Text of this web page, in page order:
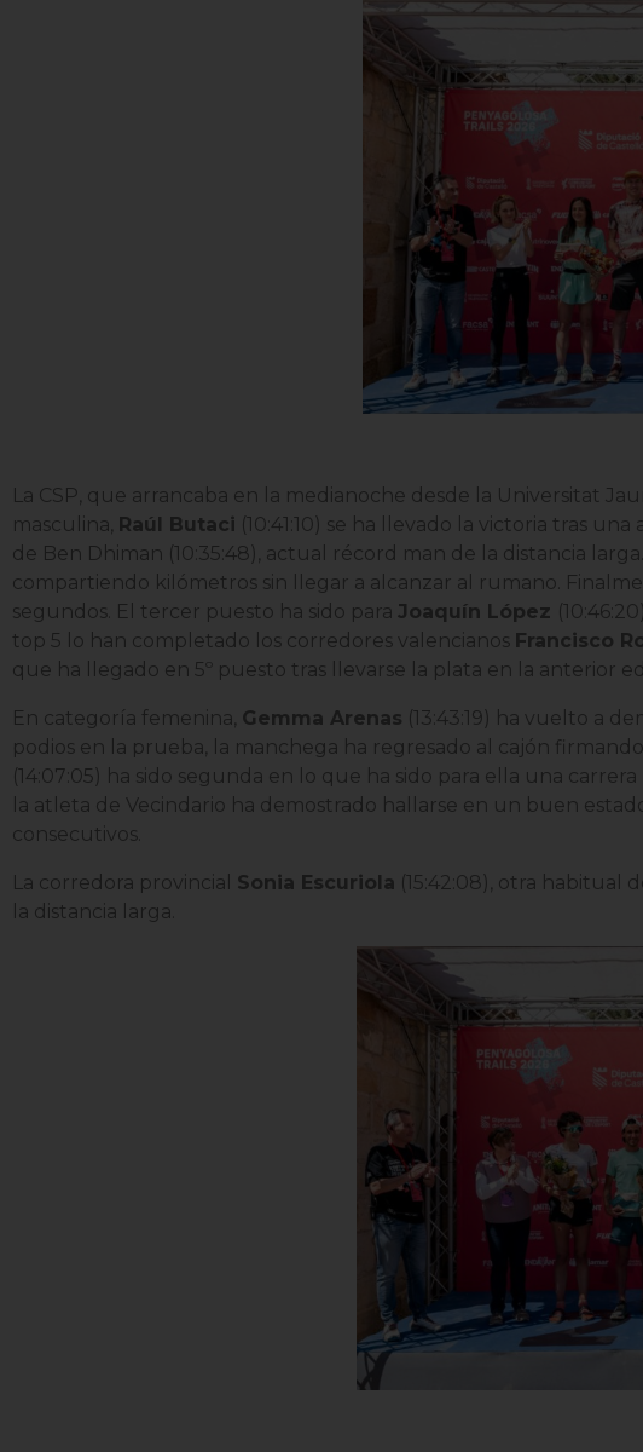
La CSP, que arrancaba en la medianoche desde la Universitat
masculina, Raúl Butaci (10:41:10) se ha llevado la victoria tras
de Ben Dhiman (10:35:48), actual récord man de la distancia larga
compartiendo kilómetros sin llegar a alcanzar al rumano.
segundos. El tercer puesto ha sido para Joaquín López (10:46:20)
top 5 lo han completado los corredores valencianos Francisco
que ha llegado en 5º puesto tras llevarse la plata en la anterior
En categoría femenina, Gemma Arenas (13:43:19) ha vuelto a
podios en la prueba, la manchega ha regresado al cajón
(14:07:05) ha sido segunda en lo que ha sido para ella una
la atleta de Vecindario ha demostrado hallarse en un buen
consecutivos.
La corredora provincial Sonia Escuriola (15:42:08), otra habitual
la distancia larga.